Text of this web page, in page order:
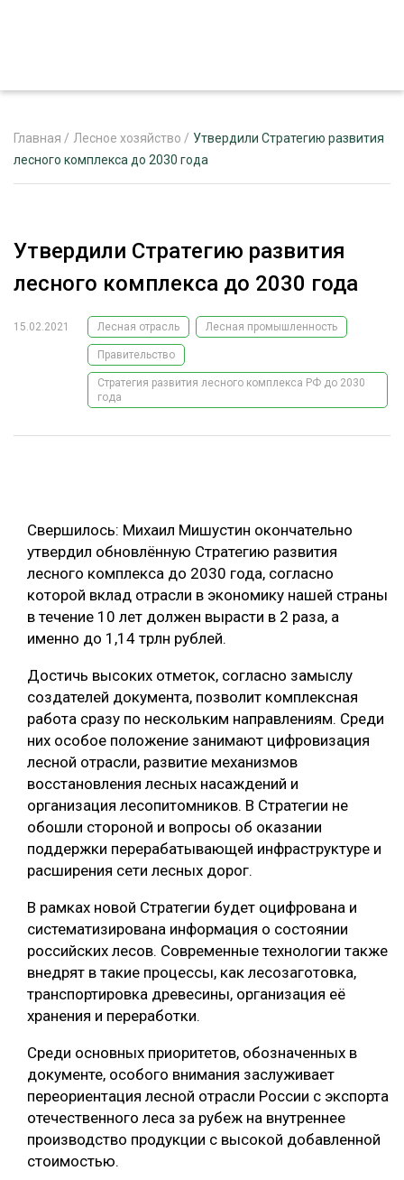
РЕКЛАМОДАТЕЛЯМ
ЛЕСНОЕ ХОЗЯЙСТВО
ЛЕСОЗАГОТОВКА
ЛЕСОВОССТАНОВЛЕНИЕ И ЗАЩИТА
ЛОГИСТИКА
ПРОИЗВОДСТВО ДРЕВЕСНЫХ ПЛИТ
ЦБП
КОМПЛЕКСНАЯ ПЕРЕРАБОТКА
ЛЕСОПИЛЕНИЕ
ДЕРЕВЯННОЕ ДОМОСТРОЕНИЕ
БЕЗОПАСНОЕ ПРОИЗВОДСТВО
СОРТИРОВКА ДРЕВЕСИНЫ
СУШКА ДРЕВЕСИНЫ
МЕБЕЛЬНОЕ ПРОИЗВОДСТВО
ТЕМАТИЧЕСКИЕ ПРОЕКТЫ
ПОДБОРКИ СТАТЕЙ
ЭКСПЕРТНОЕ МНЕНИЕ
Главная / Лесное хозяйство / Утвердили Стратегию развития
лесного комплекса до 2030 года
Утвердили Стратегию развития
лесного комплекса до 2030 года
15.02.2021 Лесная отрасль Лесная промышленность
Правительство
Стратегия развития лесного комплекса РФ до 2030
года
Свершилось: Михаил Мишустин окончательно
утвердил обновлённую Стратегию развития
лесного комплекса до 2030 года, согласно
которой вклад отрасли в экономику нашей страны
в течение 10 лет должен вырасти в 2 раза, а
именно до 1,14 трлн рублей.
Достичь высоких отметок, согласно замыслу
создателей документа, позволит комплексная
работа сразу по нескольким направлениям. Среди
них особое положение занимают цифровизация
лесной отрасли, развитие механизмов
восстановления лесных насаждений и
организация лесопитомников. В Стратегии не
обошли стороной и вопросы об оказании
поддержки перерабатывающей инфраструктуре и
расширения сети лесных дорог.
В рамках новой Стратегии будет оцифрована и
систематизирована информация о состоянии
российских лесов. Современные технологии также
внедрят в такие процессы, как лесозаготовка,
транспортировка древесины, организация её
хранения и переработки.
Среди основных приоритетов, обозначенных в
документе, особого внимания заслуживает
переориентация лесной отрасли России с экспорта
отечественного леса за рубеж на внутреннее
производство продукции с высокой добавленной
стоимостью.